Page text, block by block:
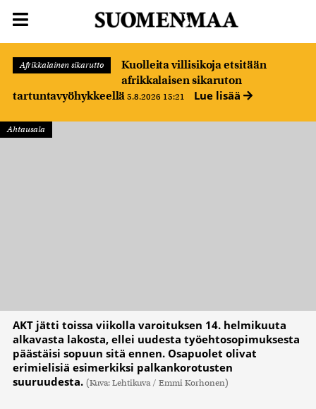
Afrikkalainen sikarutto
Kuolleita villisikoja etsitään
afrikkalaisen sikaruton
tartuntavyöhykkeellä 5.8.2026 15:21 Lue lisää
Ahtausala
AKT jätti toissa viikolla varoituksen 14. helmikuuta
alkavasta lakosta, ellei uudesta työehtosopimuksesta
päästäisi sopuun sitä ennen. Osapuolet olivat
erimielisiä esimerkiksi palkankorotusten
suuruudesta. (Kuva: Lehtikuva / Emmi Korhonen)